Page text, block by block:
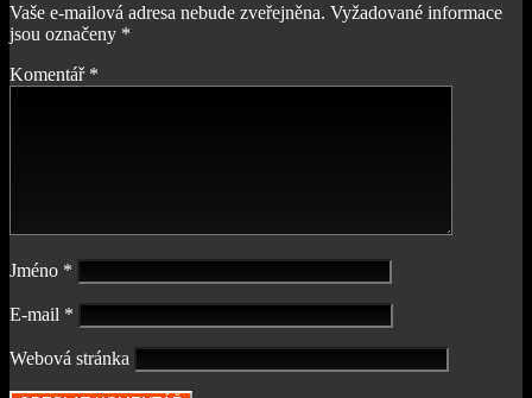
Vaše e-mailová adresa nebude zveřejněna. Vyžadované informace
jsou označeny *
Komentář *
Jméno *
E-mail *
Webová stránka